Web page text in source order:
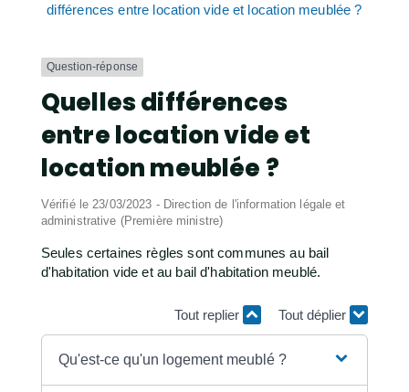
différences entre location vide et location meublée ?
Question-réponse
Quelles différences
entre location vide et
location meublée ?
Vérifié le 23/03/2023 - Direction de l'information légale et
administrative (Première ministre)
Seules certaines règles sont communes au bail
d'habitation vide et au bail d'habitation meublé.
Tout replier Tout déplier
Qu'est-ce qu'un logement meublé ?